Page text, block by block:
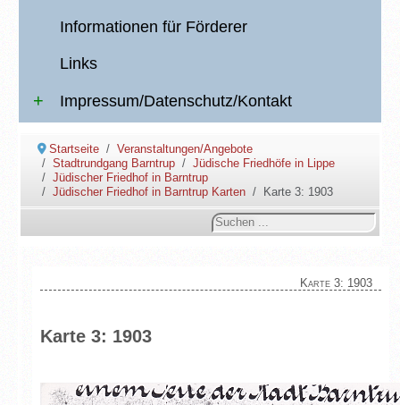
Informationen für Förderer
Links
Impressum/Datenschutz/Kontakt
Startseite
Veranstaltungen/Angebote
Stadtrundgang Barntrup
Jüdische Friedhöfe in Lippe
Jüdischer Friedhof in Barntrup
Jüdischer Friedhof in Barntrup Karten
Karte 3: 1903
Suchen
...
Karte 3: 1903
Karte 3: 1903